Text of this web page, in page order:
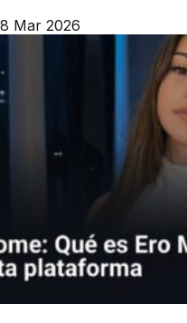
8 Mar 2026